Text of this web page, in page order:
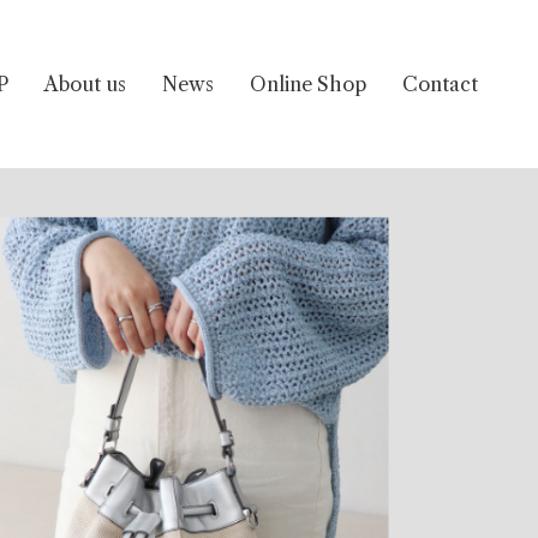
About us News Online Shop Contact